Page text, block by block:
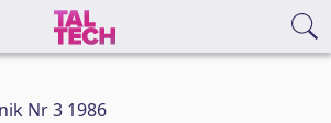
Nr 3 1986